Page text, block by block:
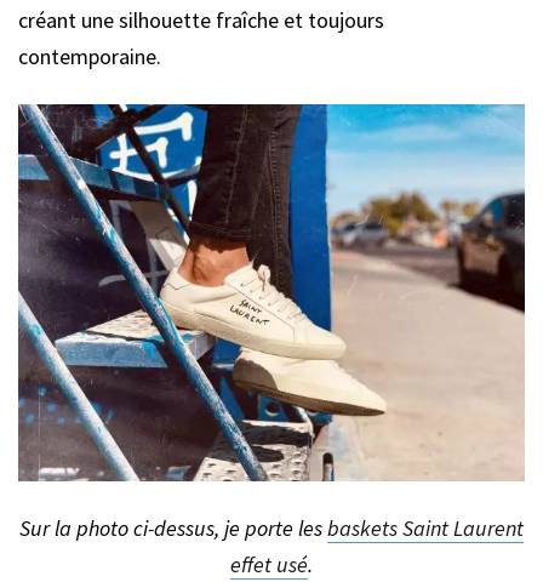
créant une silhouette fraîche et toujours
contemporaine.
Sur la photo ci-dessus, je porte lesbaskets Saint Laurent
effet usé.